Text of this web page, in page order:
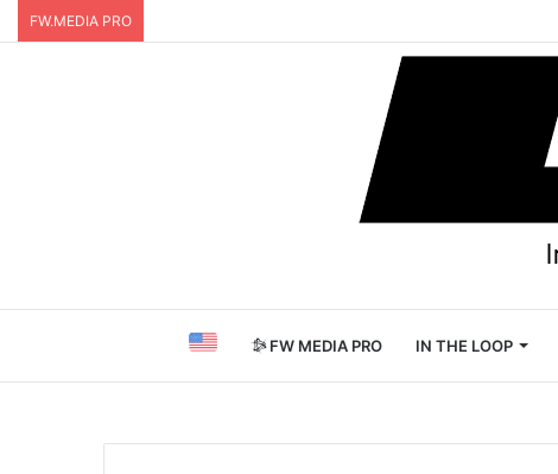
FW.MEDIA PRO
FW MEDIA PRO IN THE LOOP